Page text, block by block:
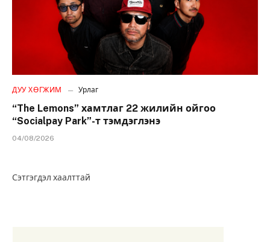
ДУУ ХӨГЖИМ Урлаг
“The Lemons” хамтлаг 22 жилийн ойгоо
“Socialpay Park”-т тэмдэглэнэ
04/08/2026
Сэтгэгдэл хаалттай